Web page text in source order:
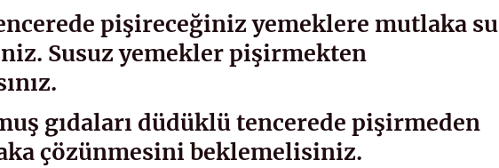
pişireceğiniz yemeklere mutlaka su
Susuz yemekler pişirmekten
gıdaları düdüklü tencerede pişirmeden
çözünmesini beklemelisiniz.